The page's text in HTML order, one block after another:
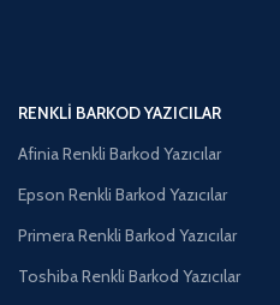
RENKLI BARKOD YAZICILAR
Afinia Renkli Barkod Yazıcılar
Epson Renkli Barkod Yazıcılar
Primera Renkli Barkod Yazıcılar
Toshiba Renkli Barkod Yazıcılar